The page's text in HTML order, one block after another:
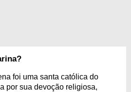
foi uma santa católica do
por sua devoção religiosa,